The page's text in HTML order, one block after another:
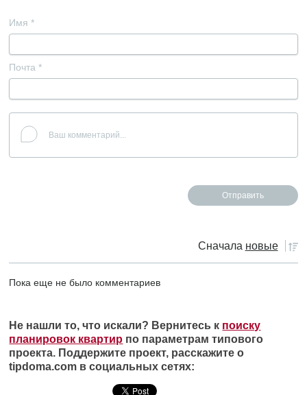
Имя *
Почта *
Сначала новые
Пока еще не было комментариев
Не нашли то, что искали? Вернитесь к поиску
планировок квартир по параметрам типового
проекта. Поддержите проект, расскажите о
tipdoma.com в социальных сетях: